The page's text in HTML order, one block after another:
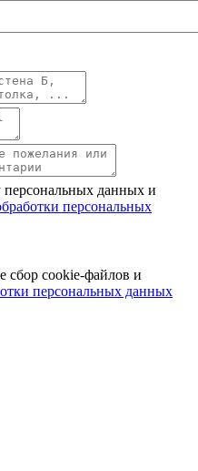
персональных данных и
персональных
сбор cookie-файлов и
персональных данных